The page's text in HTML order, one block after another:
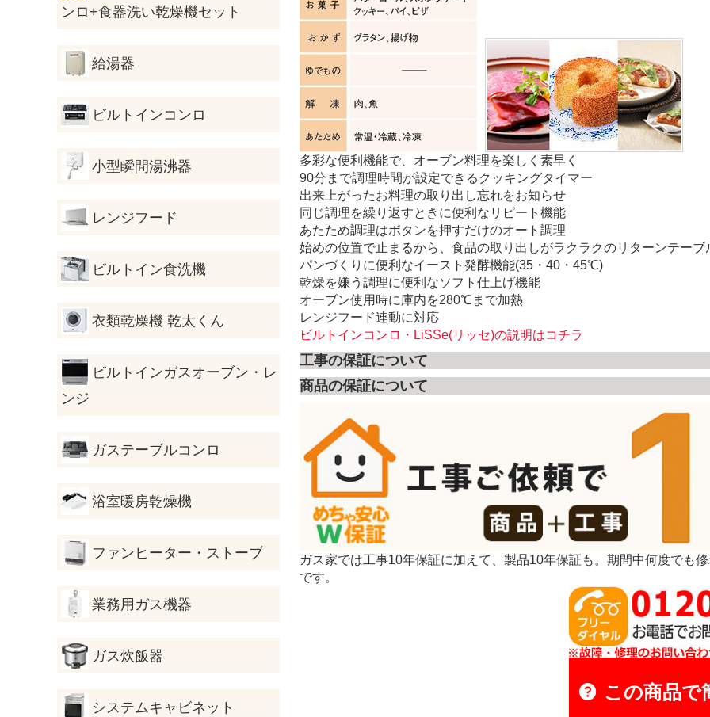
ンロ+食器洗い乾燥機セット
給湯器
ビルトインコンロ
小型瞬間湯沸器
レンジフード
ビルトイン食洗機
衣類乾燥機 乾太くん
ビルトインガスオーブン・レ
ンジ
ガステーブルコンロ
浴室暖房乾燥機
ファンヒーター・ストーブ
業務用ガス機器
ガス炊飯器
システムキャビネット
多彩な便利機能で、オーブン料理を楽しく素早く
90分まで調理時間が設定できるクッキングタイマー
出来上がったお料理の取り出し忘れをお知らせ
同じ調理を繰り返すときに便利なリピート機能
あたため調理はボタンを押すだけのオート調理
始めの位置で止まるから、食品の取り出しがラクラクのリターンテーブ
パンづくりに便利なイースト発酵機能(35・40・45℃)
乾燥を嫌う調理に便利なソフト仕上げ機能
オーブン使用時に庫内を280℃まで加熱
レンジフード連動に対応
ビルトインコンロ・LiSSe(リッセ)の説明はコチラ
工事の保証について
商品の保証について
ガス家では工事10年保証に加えて、製品10年保証も。期間中何度でも
です。
この商品で